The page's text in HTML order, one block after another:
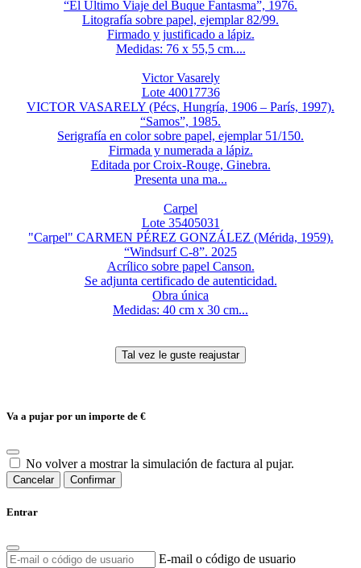
“El Último Viaje del Buque Fantasma”, 1976.
Litografía sobre papel, ejemplar 82/99.
Firmado y justificado a lápiz.
Medidas: 76 x 55,5 cm....
Victor Vasarely
Lote 40017736
VICTOR VASARELY (Pécs, Hungría, 1906 – París, 1997).
“Samos”, 1985.
Serigrafía en color sobre papel, ejemplar 51/150.
Firmada y numerada a lápiz.
Editada por Croix-Rouge, Ginebra.
Presenta una ma...
Carpel
Lote 35405031
"Carpel" CARMEN PÉREZ GONZÁLEZ (Mérida, 1959).
“Windsurf C-8”. 2025
Acrílico sobre papel Canson.
Se adjunta certificado de autenticidad.
Obra única
Medidas: 40 cm x 30 cm...
Va a pujar por un importe de €
No volver a mostrar la simulación de factura al pujar.
Cancelar Confirmar
Entrar
E-mail o código de usuario